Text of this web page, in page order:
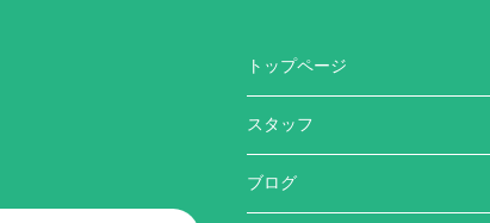
トップページ
スタッフ
ブログ